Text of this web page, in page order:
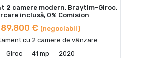
2 camere modern, Braytim-Giroc,
inclusă, 0% Comision
89,800 € (negociabil)
cu 2 camere de vânzare
Giroc
41 mp 2020